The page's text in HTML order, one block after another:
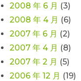
2008 年 6 月 (3)
2008 年 4 月 (6)
2007 年 6 月 (2)
2007 年 4 月 (8)
2007 年 2 月 (5)
2006 年 12 月 (19)